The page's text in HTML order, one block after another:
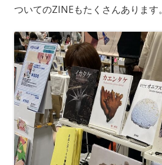
ついてのZINEもたくさんあります。